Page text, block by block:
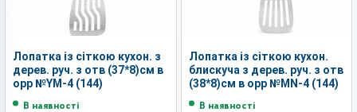
Лопатка із сіткою кухон. з
дерев. руч. з отв (37*8)см в
орр №YM-4 (144)
В наявності
Лопатка із сіткою кухон.
блискуча з дерев. руч. з отв
(38*8)см в орр №MN-4 (144)
В наявності